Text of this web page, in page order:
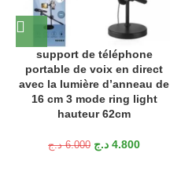
support de téléphone
portable de voix en direct
avec la lumière d’anneau de
16 cm 3 mode ring light
hauteur 62cm
6.000 د.ج 4.800 د.ج